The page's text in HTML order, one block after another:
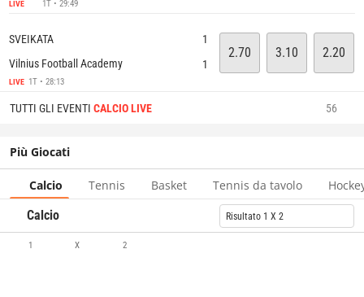
LIVE 1T • 29:49
SVEIKATA
Vilnius Football Academy
LIVE 1T • 28:13
1
1
2.70 3.10 2.20
TUTTI GLI EVENTI CALCIO LIVE 56
Più Giocati
Calcio Tennis Basket Tennis da tavolo
Calcio
Risultato 1 X 2
1 X 2